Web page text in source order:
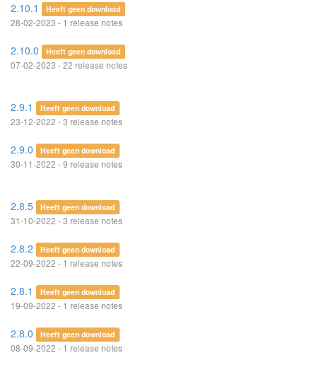
2.10.1 Heeft geen download
28-02-2023 - 1 release notes
2.10.0 Heeft geen download
07-02-2023 - 22 release notes
2.9.1 Heeft geen download
23-12-2022 - 3 release notes
2.9.0 Heeft geen download
30-11-2022 - 9 release notes
2.8.5 Heeft geen download
31-10-2022 - 3 release notes
2.8.2 Heeft geen download
22-09-2022 - 1 release notes
2.8.1 Heeft geen download
19-09-2022 - 1 release notes
2.8.0 Heeft geen download
08-09-2022 - 1 release notes